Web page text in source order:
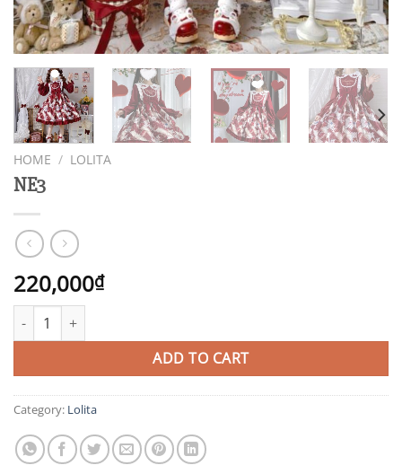
HOME / LOLITA
NE3
220,000₫
NE3 quantity
ADD TO CART
Category: Lolita